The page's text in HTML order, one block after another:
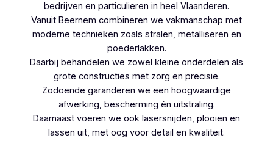
bedrijven en particulieren in heel Vlaanderen.
Vanuit Beernem combineren we vakmanschap met
moderne technieken zoals stralen, metalliseren en
poederlakken.
Daarbij behandelen we zowel kleine onderdelen als
grote constructies met zorg en precisie.
Zodoende garanderen we een hoogwaardige
afwerking, bescherming én uitstraling.
Daarnaast voeren we ook lasersnijden, plooien en
lassen uit, met oog voor detail en kwaliteit.